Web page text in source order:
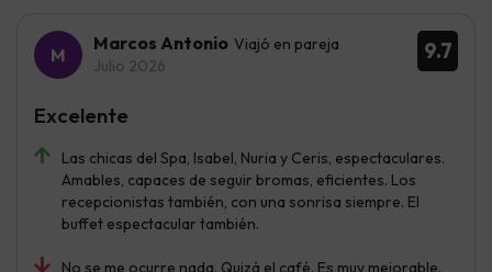
9.7
Marcos Antonio Viajó en pareja
Julio 2026
Las chicas del Spa, Isabel, Nuria y Ceris, espectaculares.
Amables, capaces de seguir bromas, eficientes. Los
recepcionistas también, con una sonrisa siempre. El
buffet espectacular también.
No se me ocurre nada. Quizá el café. Es muy mejorable.
Excelente